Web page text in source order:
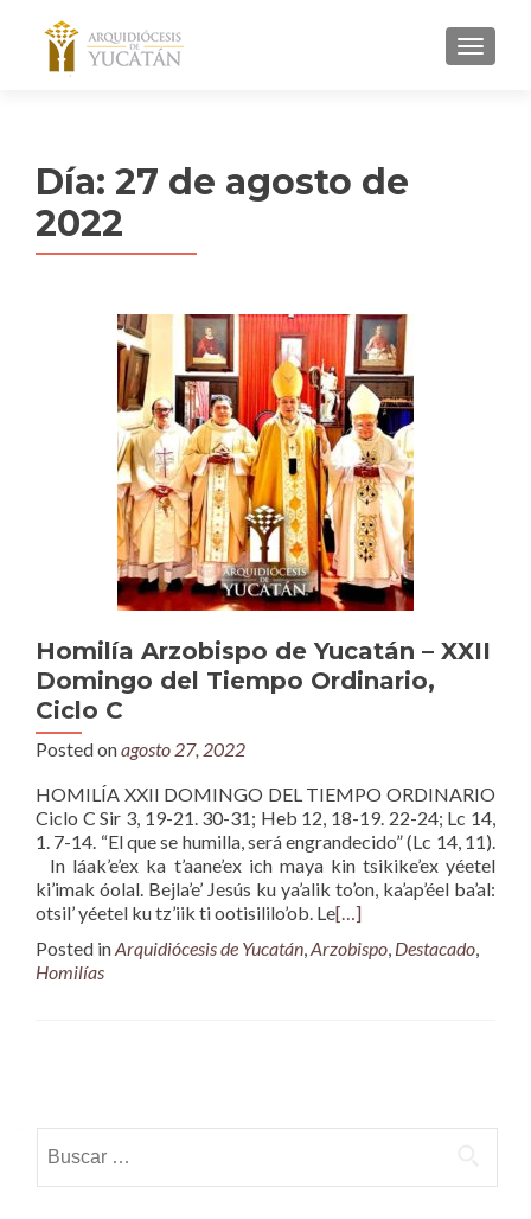
MENU
Día: 27 de agosto de
2022
Homilía Arzobispo de Yucatán – XXII
Domingo del Tiempo Ordinario,
Ciclo C
Posted onagosto 27, 2022
HOMILÍA XXII DOMINGO DEL TIEMPO ORDINARIO
Ciclo C Sir 3, 19-21. 30-31; Heb 12, 18-19. 22-24; Lc 14,
1. 7-14. “El que se humilla, será engrandecido” (Lc 14, 11).
In láak’e’ex ka t’aane’ex ich maya kin tsikike’ex yéetel
ki’imak óolal. Bejla’e’ Jesús ku ya’alik to’on, ka’ap’éel ba’al:
otsil’ yéetel ku tz’iik ti ootisililo’ob. Le[…]
Posted inArquidiócesis de Yucatán,Arzobispo, Destacado,
Homilías
navigation